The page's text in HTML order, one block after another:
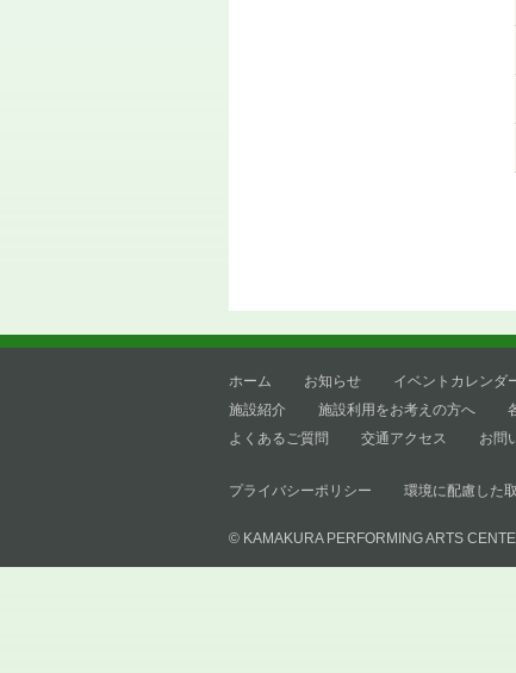
ホーム お知らせ イベントカレンダ
施設紹介
施設利用をお考えの方へ
よくあるご質問
交通アクセス お問
プライバシーポリシー 環境に配慮した
© KAMAKURA PERFORMING ARTS